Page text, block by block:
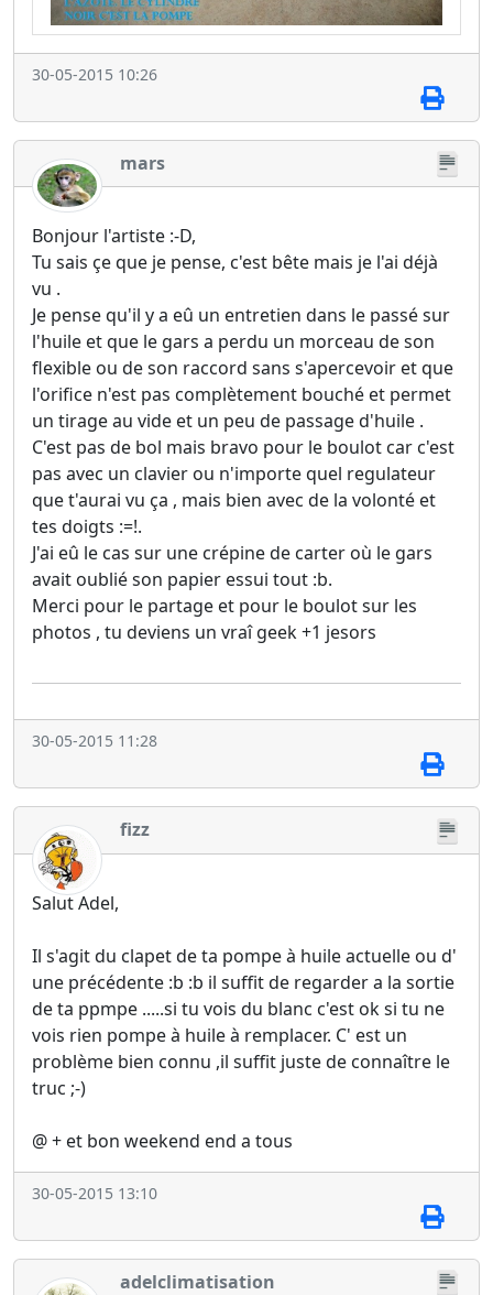
30-05-2015 10:26
mars
Bonjour l'artiste :-D,
Tu sais çe que je pense, c'est bête mais je l'ai déjà
vu .
Je pense qu'il y a eû un entretien dans le passé sur
l'huile et que le gars a perdu un morceau de son
flexible ou de son raccord sans s'apercevoir et que
l'orifice n'est pas complètement bouché et permet
un tirage au vide et un peu de passage d'huile .
C'est pas de bol mais bravo pour le boulot car c'est
pas avec un clavier ou n'importe quel regulateur
que t'aurai vu ça , mais bien avec de la volonté et
tes doigts :=!.
J'ai eû le cas sur une crépine de carter où le gars
avait oublié son papier essui tout :b.
Merci pour le partage et pour le boulot sur les
photos , tu deviens un vraî geek +1 jesors
30-05-2015 11:28
fizz
Salut Adel,
Il s'agit du clapet de ta pompe à huile actuelle ou d'
une précédente :b :b il suffit de regarder a la sortie
de ta ppmpe .....si tu vois du blanc c'est ok si tu ne
vois rien pompe à huile à remplacer. C' est un
problème bien connu ,il suffit juste de connaître le
truc ;-)
@ + et bon weekend end a tous
30-05-2015 13:10
adelclimatisation